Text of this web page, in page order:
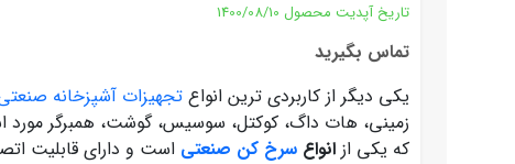
تاریخ آپدیت محصول 1400/08/10
تماس بگیرید
یکی دیگر از کاربردی ترین انواع تجهیزات آشپزخانه
زمینی، هات داگ، کوکتل، سوسیس، گوشت، همبرگر مورد
که یکی از انواع سرخ کن صنعتی است و دارای قابلیت